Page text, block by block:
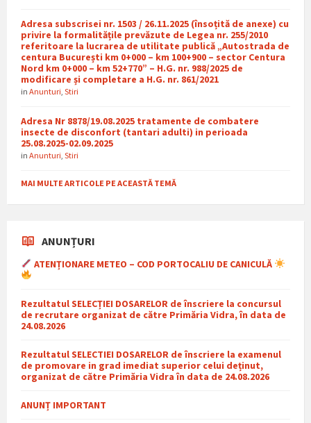
Adresa subscrisei nr. 1503 / 26.11.2025 (însoțită de anexe) cu
privire la formalitățile prevăzute de Legea nr. 255/2010
referitoare la lucrarea de utilitate publică „Autostrada de
centura București km 0+000 – km 100+900 – sector Centura
Nord km 0+000 – km 52+770” – H.G. nr. 988/2025 de
modificare și completare a H.G. nr. 861/2021
in Anunturi Stiri
Adresa Nr 8878/19.08.2025 tratamente de combatere
insecte de disconfort (tantari adulti) in perioada
25.08.2025-02.09.2025
in Anunturi Stiri
MAI MULTE ARTICOLE PE ACEASTĂ TEMĂ
ANUNȚURI
ATENȚIONARE METEO – COD PORTOCALIU DE CANICULĂ
Rezultatul SELECȚIEI DOSARELOR de înscriere la concursul
de recrutare organizat de către Primăria Vidra, în data de
24.08.2026
Rezultatul SELECTIEI DOSARELOR de înscriere la examenul
de promovare in grad imediat superior celui deținut,
organizat de către Primăria Vidra în data de 24.08.2026
ANUNȚ IMPORTANT